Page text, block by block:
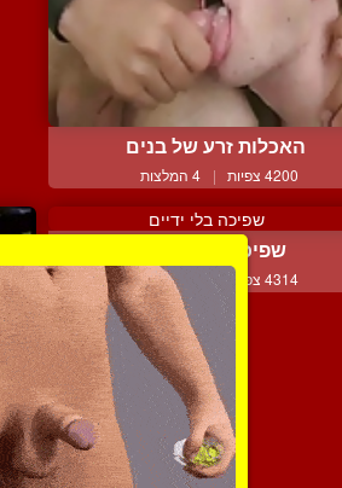
האכלות זרע של בנים
4200 צפיות | 4 המלצות
שפיכה בלי ידיים
4314 צפיות